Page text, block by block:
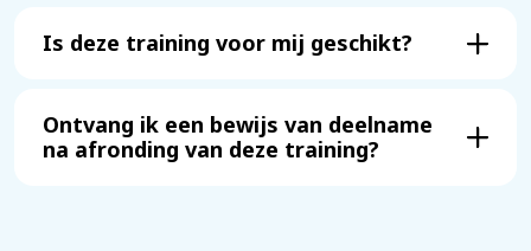
Is deze training voor mij geschikt?
Ontvang ik een bewijs van deelname
na afronding van deze training?